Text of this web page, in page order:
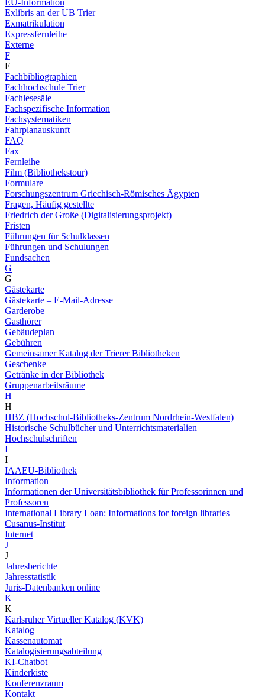
EU-Information
Exlibris an der UB Trier
Exmatrikulation
Expressfernleihe
Externe
F
F
Fachbibliographien
Fachhochschule Trier
Fachlesesäle
Fachspezifische Information
Fachsystematiken
Fahrplanauskunft
FAQ
Fax
Fernleihe
Film (Bibliothekstour)
Formulare
Forschungszentrum Griechisch-Römisches Ägypten
Fragen, Häufig gestellte
Friedrich der Große (Digitalisierungsprojekt)
Fristen
Führungen für Schulklassen
Führungen und Schulungen
Fundsachen
G
G
Gästekarte
Gästekarte – E-Mail-Adresse
Garderobe
Gasthörer
Gebäudeplan
Gebühren
Gemeinsamer Katalog der Trierer Bibliotheken
Geschenke
Getränke in der Bibliothek
Gruppenarbeitsräume
H
H
HBZ (Hochschul-Bibliotheks-Zentrum Nordrhein-Westfalen)
Historische Schulbücher und Unterrichtsmaterialien
Hochschulschriften
I
I
IAAEU-Bibliothek
Information
Informationen der Universitätsbibliothek für Professorinnen und
Professoren
International Library Loan: Informations for foreign libraries
Cusanus-Institut
Internet
J
J
Jahresberichte
Jahresstatistik
Juris-Datenbanken online
K
K
Karlsruher Virtueller Katalog (KVK)
Katalog
Kassenautomat
Katalogisierungsabteilung
KI-Chatbot
Kinderkiste
Konferenzraum
Kontakt